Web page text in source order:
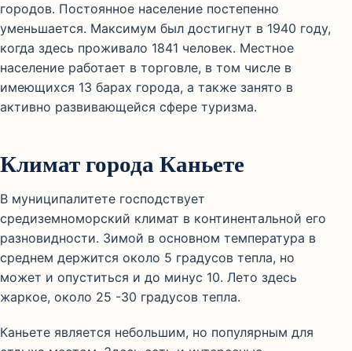
городов. Постоянное население постепенно
уменьшается. Максимум был достигнут в 1940 году,
когда здесь проживало 1841 человек. Местное
население работает в торговле, в том числе в
имеющихся 13 барах города, а также занято в
активно развивающейся сфере туризма.
Климат города Каньете
В муниципалитете господствует
средиземноморский климат в континентальной его
разновидности. Зимой в основном температура в
среднем держится около 5 градусов тепла, но
может и опуститься и до минус 10. Лето здесь
жаркое, около 25 -30 градусов тепла.
Каньете является небольшим, но популярным для